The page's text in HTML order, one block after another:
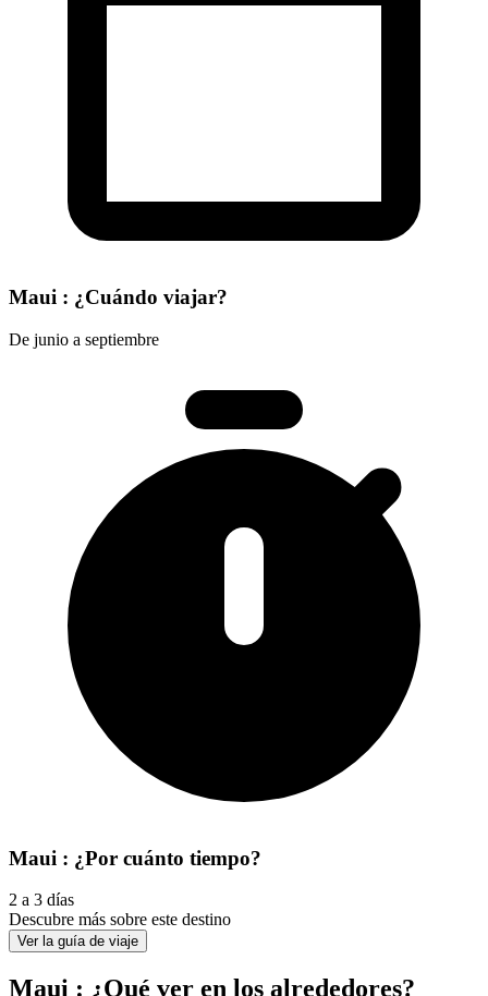
Maui : ¿Cuándo viajar?
De junio a septiembre
Maui : ¿Por cuánto tiempo?
2 a 3 días
Descubre más sobre este destino
Ver la guía de viaje
Maui : ¿Qué ver en los alrededores?